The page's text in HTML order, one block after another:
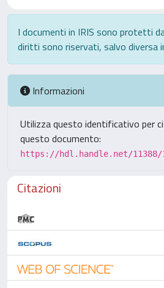
I documenti in IRIS sono protetti
diritti sono riservati, salvo diversa
Informazioni
Utilizza questo identificativo per
questo documento:
https://hdl.handle.net/11388/
Citazioni